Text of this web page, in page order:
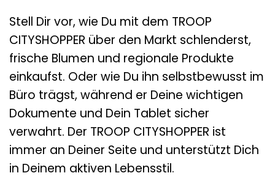
Stell Dir vor, wie Du mit dem TROOP
CITYSHOPPER über den Markt schlenderst,
frische Blumen und regionale Produkte
einkaufst. Oder wie Du ihn selbstbewusst im
Büro trägst, während er Deine wichtigen
Dokumente und Dein Tablet sicher
verwahrt. Der TROOP CITYSHOPPER ist
immer an Deiner Seite und unterstützt Dich
in Deinem aktiven Lebensstil.